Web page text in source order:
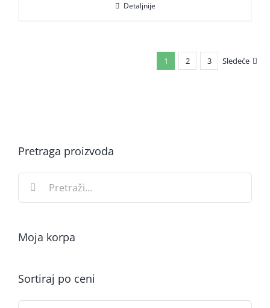
Detaljnije
1 2 3 Sledeće
Pretraga proizvoda
for:
Moja korpa
Sortiraj po ceni